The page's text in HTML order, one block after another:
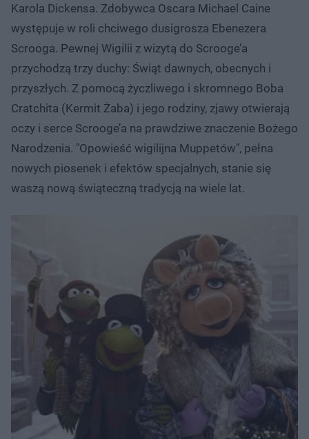
Karola Dickensa. Zdobywca Oscara Michael Caine
występuje w roli chciwego dusigrosza Ebenezera
Scrooga. Pewnej Wigilii z wizytą do Scrooge’a
przychodzą trzy duchy: Świąt dawnych, obecnych i
przyszłych. Z pomocą życzliwego i skromnego Boba
Cratchita (Kermit Żaba) i jego rodziny, zjawy otwierają
oczy i serce Scrooge’a na prawdziwe znaczenie Bożego
Narodzenia. "Opowieść wigilijna Muppetów", pełna
nowych piosenek i efektów specjalnych, stanie się
waszą nową świąteczną tradycją na wiele lat.